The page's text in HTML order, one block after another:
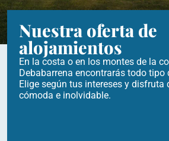
Nuestra oferta de
alojamientos
En la costa o en los montes de la
Debabarrena encontrarás todo tipo
Elige según tus intereses y disfruta
cómoda e inolvidable.